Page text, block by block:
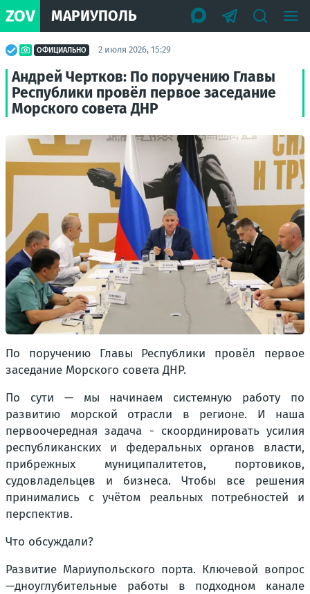
ZOV МАРИУПОЛЬ
ОФИЦИАЛЬНО 2 июля 2026, 15:29
Андрей Чертков: По поручению Главы
Республики провёл первое заседание
Морского совета ДНР
По поручению Главы Республики провёл первое
заседание Морского совета ДНР.
По сути — мы начинаем системную работу по
развитию морской отрасли в регионе. И наша
первоочередная задача - скоординировать усилия
республиканских и федеральных органов власти,
прибрежных муниципалитетов, портовиков,
судовладельцев и бизнеса. Чтобы все решения
принимались с учётом реальных потребностей и
перспектив.
Что обсуждали?
Развитие Мариупольского порта. Ключевой вопрос
—дноуглубительные работы в подходном канале